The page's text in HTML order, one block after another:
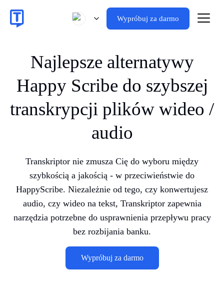
Wypróbuj za darmo
Najlepsze alternatywy
Happy Scribe do szybszej
transkrypcji plików wideo /
audio
Transkriptor nie zmusza Cię do wyboru między
szybkością a jakością - w przeciwieństwie do
HappyScribe. Niezależnie od tego, czy konwertujesz
audio, czy wideo na tekst, Transkriptor zapewnia
narzędzia potrzebne do usprawnienia przepływu pracy
bez rozbijania banku.
Wypróbuj za darmo